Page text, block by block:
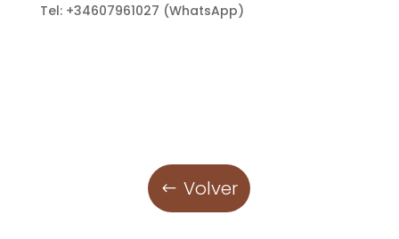
Tel: +34607961027 (WhatsApp)
Volver